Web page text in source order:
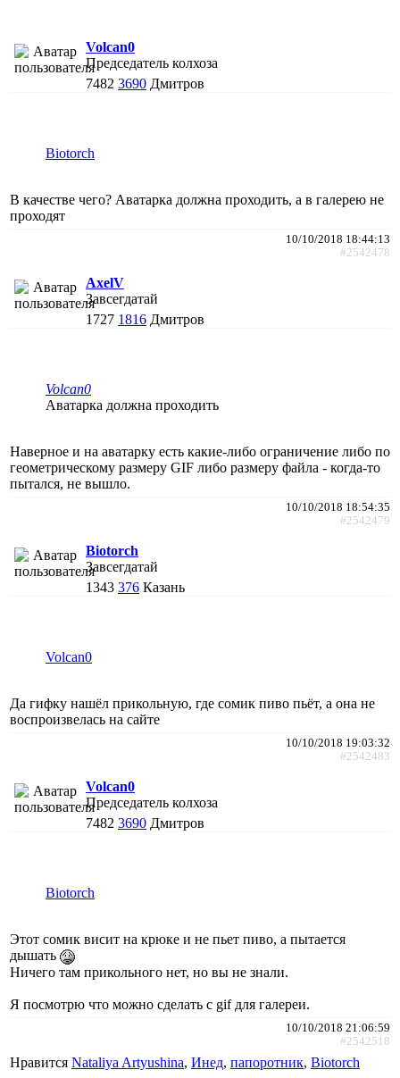
Volcan0
Председатель колхоза
7482 3690 Дмитров
Biotorch
В качестве чего? Аватарка должна проходить, а в галерею не
проходят
10/10/2018 18:44:13
#2542478
AxelV
Завсегдатай
1727 1816 Дмитров
Volcan0
Аватарка должна проходить
Наверное и на аватарку есть какие-либо ограничение либо по
геометрическому размеру GIF либо размеру файла - когда-то
пытался, не вышло.
10/10/2018 18:54:35
#2542479
Biotorch
Завсегдатай
1343 376 Казань
Volcan0
Да гифку нашёл прикольную, где сомик пиво пьёт, а она не
воспроизвелась на сайте
10/10/2018 19:03:32
#2542483
Volcan0
Председатель колхоза
7482 3690 Дмитров
Biotorch
Этот сомик висит на крюке и не пьет пиво, а пытается
дышать
Ничего там прикольного нет, но вы не знали.
Я посмотрю что можно сделать с gif для галереи.
10/10/2018 21:06:59
#2542518
Нравится Nataliya Artyushina, Инед, папоротник, Biotorch